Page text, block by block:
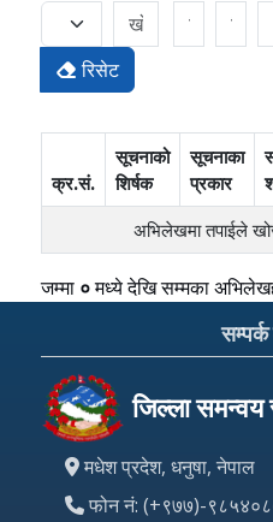
रिसेट
क्र.सं.
सूचनाको
शिर्षक
सूचनाका
प्रकार
अभिलेखमा तपाईले
जम्मा ०मध्येदेखिसम्मका
सम्पर्क
जिल्ला समन्वय
मधेश प्रदेश, धनुषा, नेपाल
फोन नं: (+९७७)-